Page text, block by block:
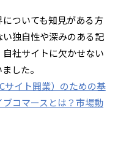
ついても知見がある方
独自性や深みのある記
社サイトに欠かせない
した。
サイト開業）のための基
コマースとは？市場動